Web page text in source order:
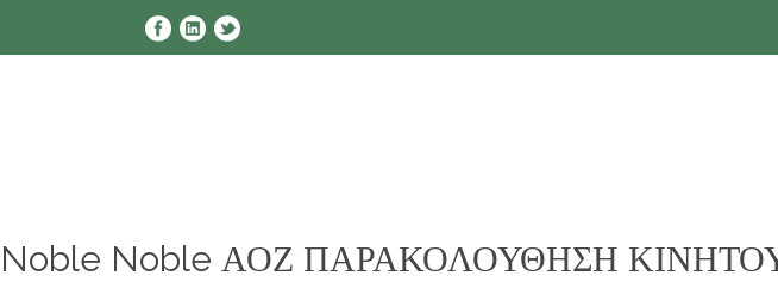
Noble Noble ΑΟΖ ΠΑΡΑΚΟΛΟΥΘΗΣΗ ΚΙΝΗΤΟΥ